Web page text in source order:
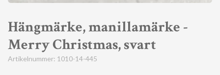
Hängmärke, manillamärke -
Merry Christmas, svart
Artikelnummer: 1010-14-445